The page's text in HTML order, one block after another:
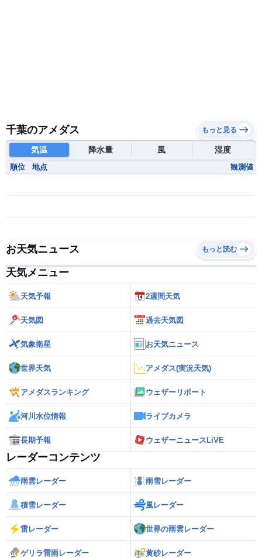
千葉のアメダス もっと見る
気温 降水量 風 湿度
順位 地点 観測値
お天気ニュース もっと読む
天気メニュー
天気予報 2週間天気
天気図 過去天気図
気象衛星 お天気ニュース
世界天気 アメダス(実況天気)
アメダスランキング ウェザーリポート
河川水位情報 ライブカメラ
長期予報 ウェザーニュースLiVE
レーダーコンテンツ
雨雲レーダー 雨雪レーダー
積雪レーダー 風レーダー
雷レーダー 世界の雨雲レーダー
ゲリラ雷雨レーダー 黄砂レーダー